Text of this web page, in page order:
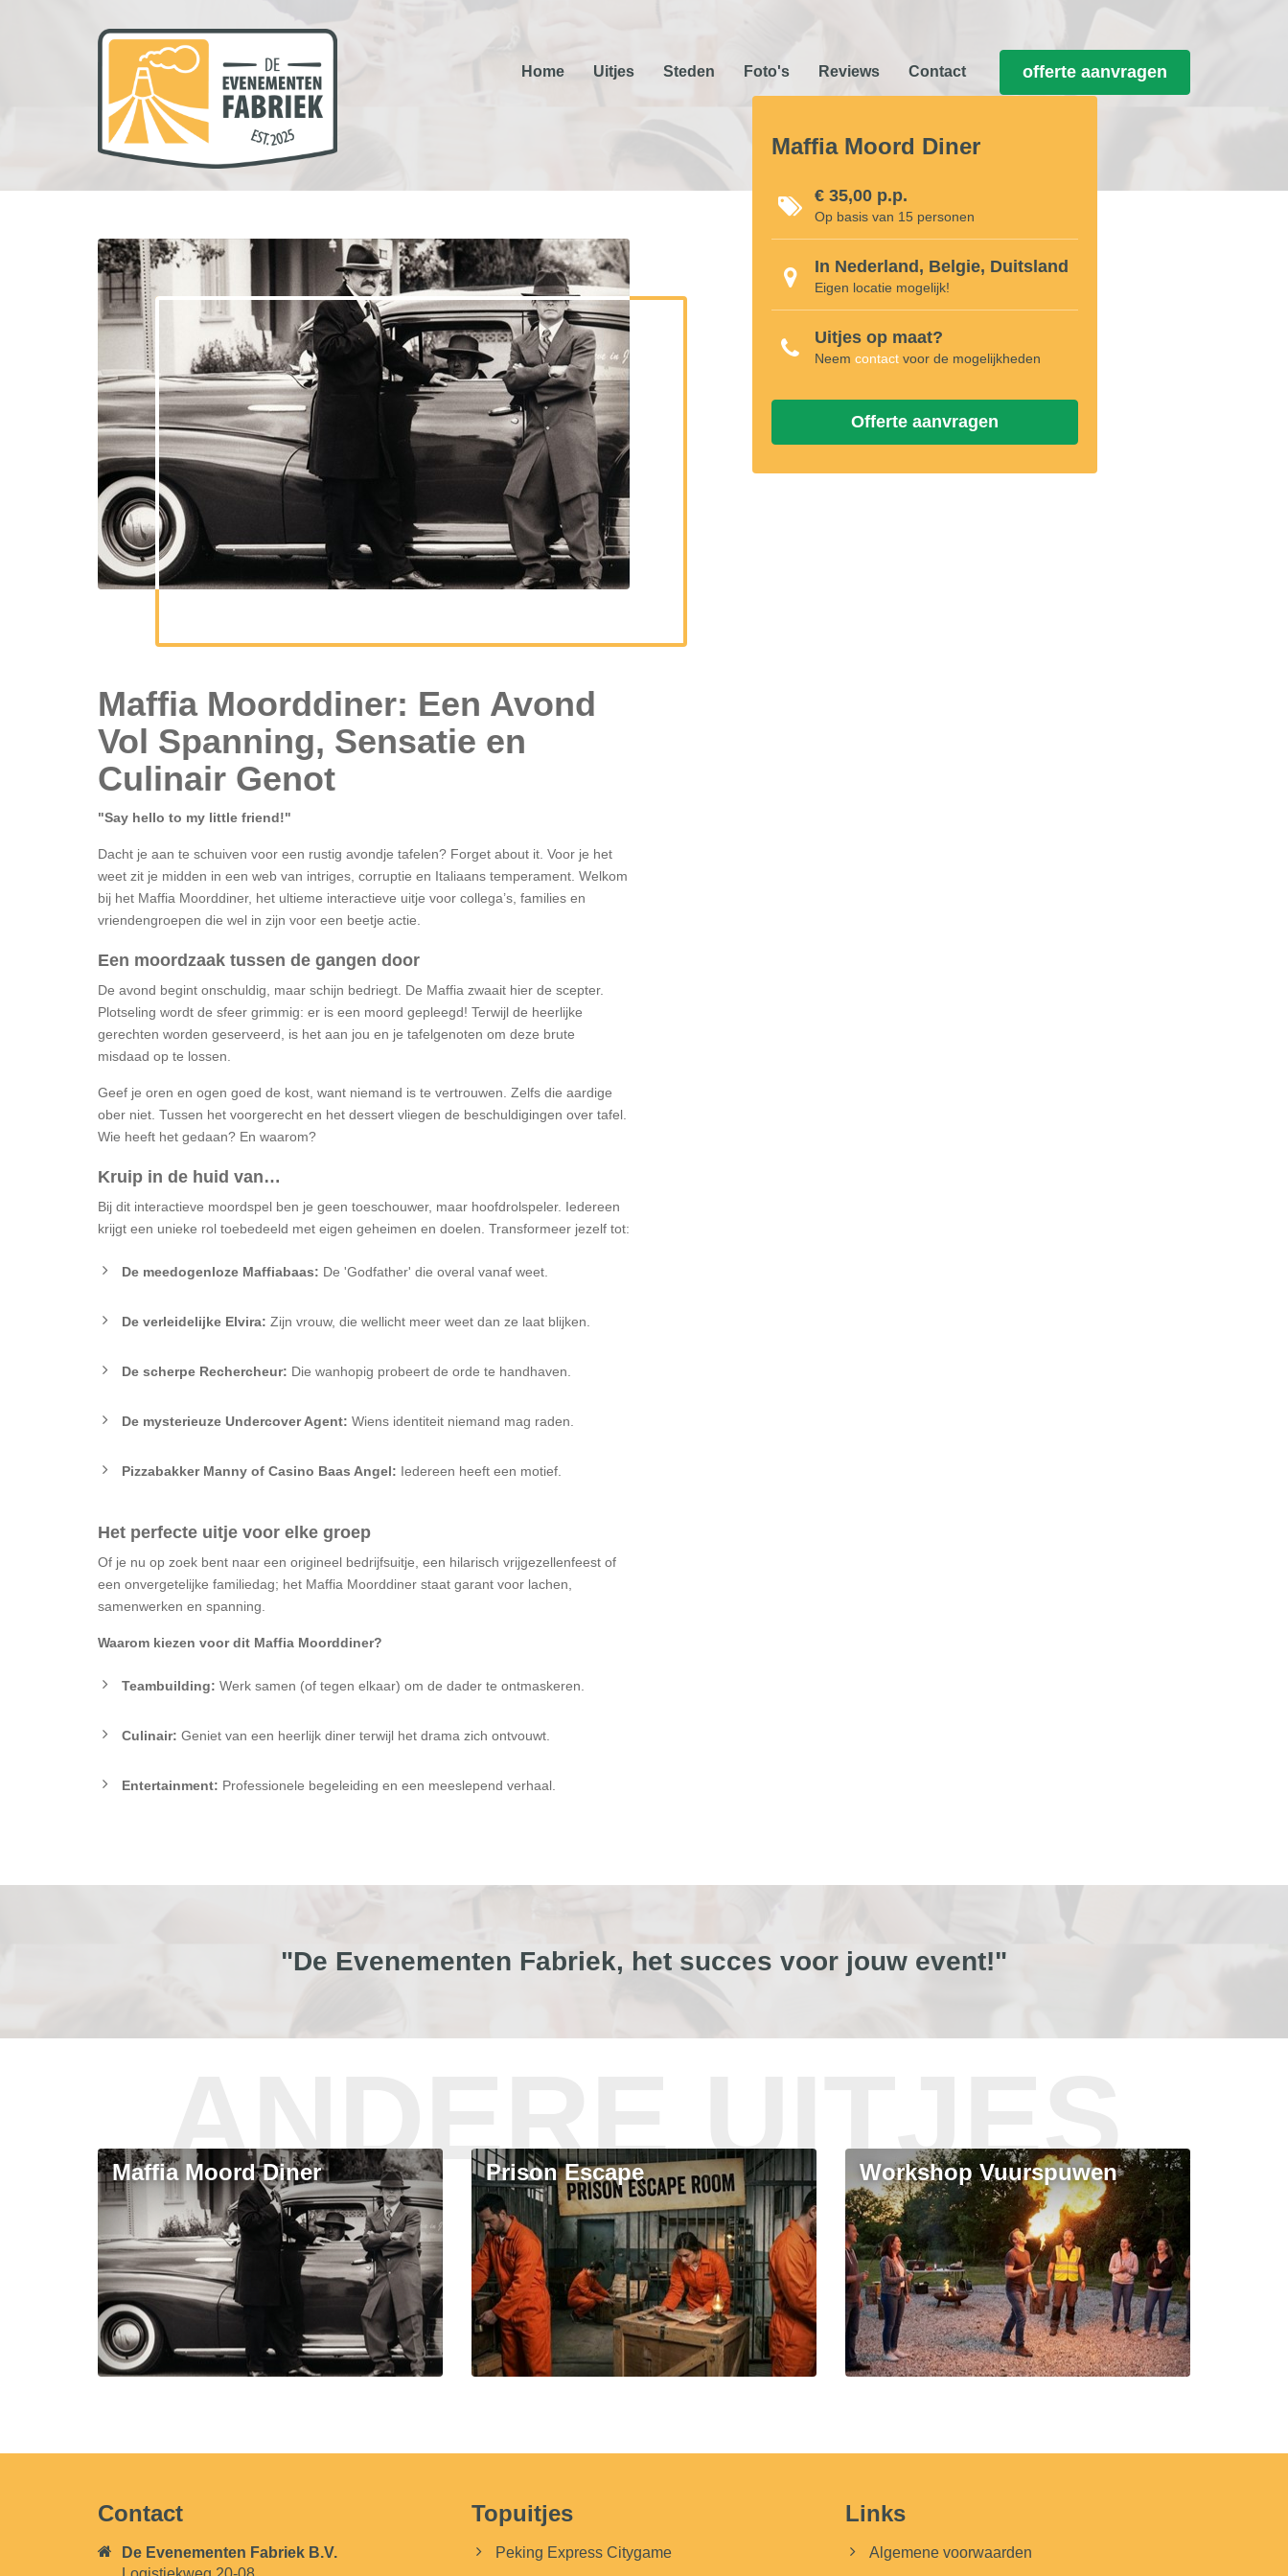
Home Uitjes Steden Foto's Reviews Contact offerte aanvragen
Maffia Moorddiner: Een Avond
Vol Spanning, Sensatie en
Culinair Genot
"Say hello to my little friend!"
Dacht je aan te schuiven voor een rustig avondje tafelen? Forget about it. Voor je het
weet zit je midden in een web van intriges, corruptie en Italiaans temperament. Welkom
bij het Maffia Moorddiner, het ultieme interactieve uitje voor collega’s, families en
vriendengroepen die wel in zijn voor een beetje actie.
Een moordzaak tussen de gangen door
De avond begint onschuldig, maar schijn bedriegt. De Maffia zwaait hier de scepter.
Plotseling wordt de sfeer grimmig: er is een moord gepleegd! Terwijl de heerlijke
gerechten worden geserveerd, is het aan jou en je tafelgenoten om deze brute
misdaad op te lossen.
Geef je oren en ogen goed de kost, want niemand is te vertrouwen. Zelfs die aardige
ober niet. Tussen het voorgerecht en het dessert vliegen de beschuldigingen over tafel.
Wie heeft het gedaan? En waarom?
Kruip in de huid van…
Bij dit interactieve moordspel ben je geen toeschouwer, maar hoofdrolspeler. Iedereen
krijgt een unieke rol toebedeeld met eigen geheimen en doelen. Transformeer jezelf tot:
De meedogenloze Maffiabaas: De 'Godfather' die overal vanaf weet.
De verleidelijke Elvira: Zijn vrouw, die wellicht meer weet dan ze laat blijken.
De scherpe Rechercheur: Die wanhopig probeert de orde te handhaven.
De mysterieuze Undercover Agent: Wiens identiteit niemand mag raden.
Pizzabakker Manny of Casino Baas Angel: Iedereen heeft een motief.
Het perfecte uitje voor elke groep
Of je nu op zoek bent naar een origineel bedrijfsuitje, een hilarisch vrijgezellenfeest of
een onvergetelijke familiedag; het Maffia Moorddiner staat garant voor lachen,
samenwerken en spanning.
Waarom kiezen voor dit Maffia Moorddiner?
Teambuilding: Werk samen (of tegen elkaar) om de dader te ontmaskeren.
Culinair: Geniet van een heerlijk diner terwijl het drama zich ontvouwt.
Entertainment: Professionele begeleiding en een meeslepend verhaal.
Maffia Moord Diner
€ 35,00 p.p.
Op basis van 15 personen
In Nederland, Belgie, Duitsland
Eigen locatie mogelijk!
Uitjes op maat?
Neem contactvoor de mogelijkheden
Offerte aanvragen
"De Evenementen Fabriek, het succes voor jouw event!"
ANDERE UITJES
Maffia Moord Diner Prison Escape Workshop Vuurspuwen
Contact
De Evenementen Fabriek B.V.
Topuitjes
Peking Express Citygame
Links
Algemene voorwaarden